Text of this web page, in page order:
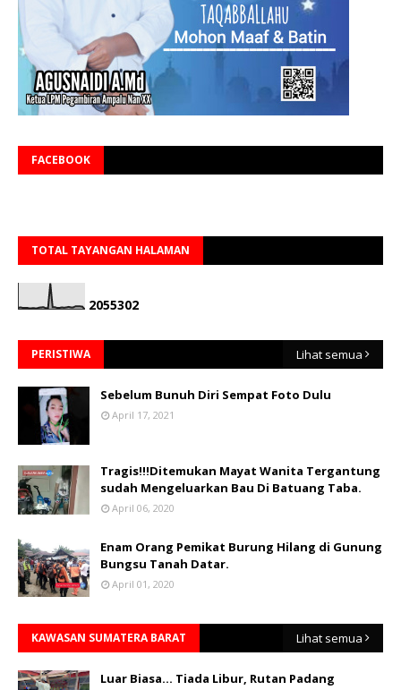
FACEBOOK
TOTAL TAYANGAN HALAMAN
2055302
PERISTIWA Lihat semua
Sebelum Bunuh Diri Sempat Foto Dulu
April 17, 2021
Tragis!!!Ditemukan Mayat Wanita Tergantung
sudah Mengeluarkan Bau Di Batuang Taba.
April 06, 2020
Enam Orang Pemikat Burung Hilang di Gunung
Bungsu Tanah Datar.
April 01, 2020
KAWASAN SUMATERA BARAT Lihat semua
Luar Biasa... Tiada Libur, Rutan Padang